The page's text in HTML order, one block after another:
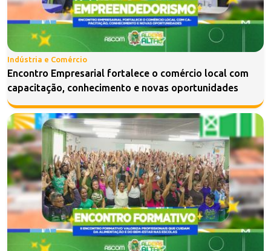
Indústria e Comércio
Encontro Empresarial fortalece o comércio local com
capacitação, conhecimento e novas oportunidades